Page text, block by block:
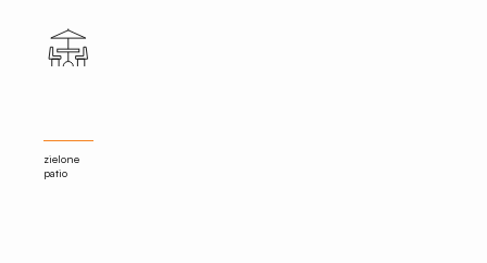
zielone
patio